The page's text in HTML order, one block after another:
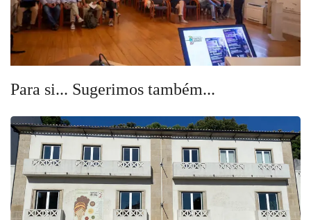
Para si... Sugerimos também...